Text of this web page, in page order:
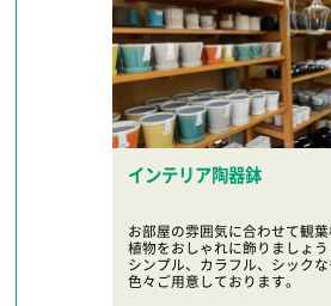
インテリア陶器鉢
お部屋の雰囲気に合わせて観
植物をおしゃれに飾りましょ
シンプル、カラフル、シック
色々ご用意しております。